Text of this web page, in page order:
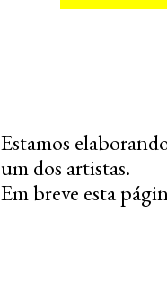
Estamos
um dos artistas.
Em breve esta